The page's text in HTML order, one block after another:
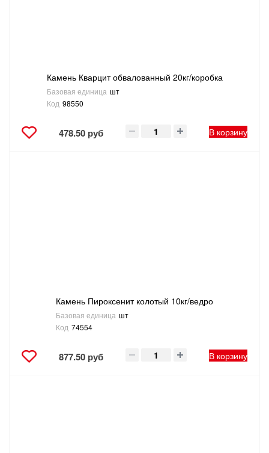
Камень Кварцит обвалованный 20кг/коробка
Базовая единица шт
Код 98550
478.50 руб В корзину
Камень Пироксенит колотый 10кг/ведро
Базовая единица шт
Код 74554
877.50 руб В корзину